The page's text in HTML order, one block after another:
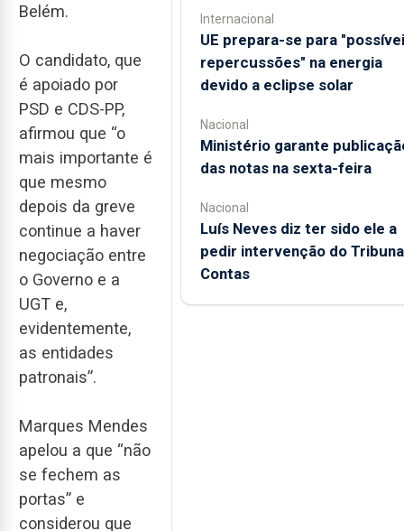
Belém.
O candidato, que
é apoiado por
PSD e CDS-PP,
afirmou que “o
mais importante é
que mesmo
depois da greve
continue a haver
negociação entre
o Governo e a
UGT e,
evidentemente,
as entidades
patronais”.
Marques Mendes
apelou a que “não
se fechem as
portas” e
considerou que
Internacional
UE prepara-se para
repercussões" na energia
devido a eclipse solar
Nacional
Ministério garante
das notas na sexta-feira
Nacional
Luís Neves diz ter sido ele a
pedir intervenção do
Contas